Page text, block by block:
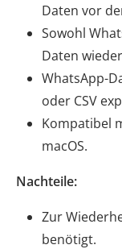
Daten vor
Sowohl
Daten
WhatsApp-
oder CSV
Kompatibel
macOS.
Nachteile:
Zur
benötigt.